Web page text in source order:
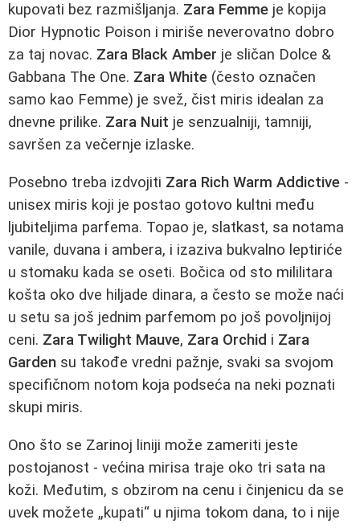
kupovati bez razmišljanja. Zara Femme je kopija
Dior Hypnotic Poison i miriše neverovatno dobro
za taj novac. Zara Black Amber je sličan Dolce &
Gabbana The One. Zara White (često označen
samo kao Femme) je svež, čist miris idealan za
dnevne prilike. Zara Nuit je senzualniji, tamniji,
savršen za večernje izlaske.
Posebno treba izdvojiti Zara Rich Warm Addictive -
unisex miris koji je postao gotovo kultni među
ljubiteljima parfema. Topao je, slatkast, sa notama
vanile, duvana i ambera, i izaziva bukvalno leptiriće
u stomaku kada se oseti. Bočica od sto mililitara
košta oko dve hiljade dinara, a često se može naći
u setu sa još jednim parfemom po još povoljnijoj
ceni. Zara Twilight Mauve, Zara Orchid i Zara
Garden su takođe vredni pažnje, svaki sa svojom
specifičnom notom koja podseća na neki poznati
skupi miris.
Ono što se Zarinoj liniji može zameriti jeste
postojanost - većina mirisa traje oko tri sata na
koži. Međutim, s obzirom na cenu i činjenicu da se
uvek možete „kupati“ u njima tokom dana, to i nije